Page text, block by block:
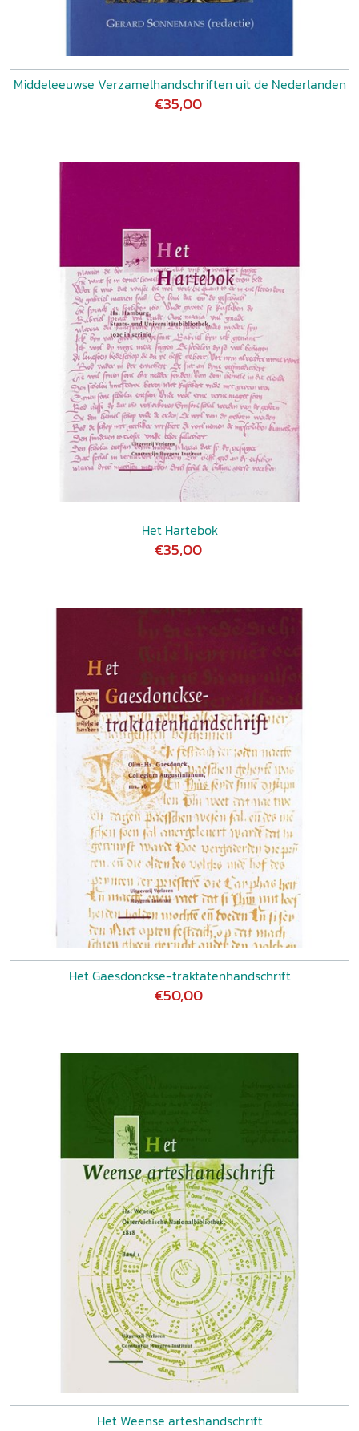
Middeleeuwse Verzamelhandschriften uit de Nederlanden
€35,00
Het Hartebok
€35,00
Het Gaesdonckse-traktatenhandschrift
€50,00
Het Weense arteshandschrift